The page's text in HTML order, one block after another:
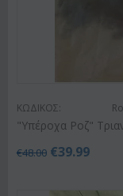
ΚΩΔΙΚΟΣ:
"Υπέροχα Ροζ"
€48.00 €39.99